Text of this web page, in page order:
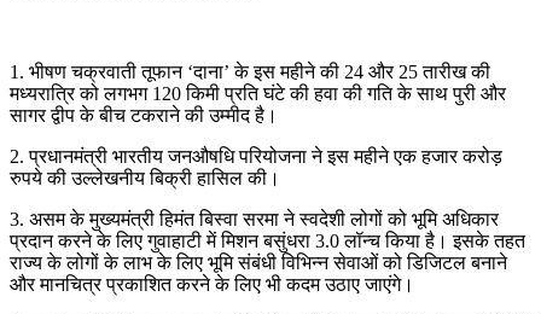
1. भीषण चक्रवाती तूफान ‘दाना’ के इस महीने की 24 और 25 तारीख की
मध्यरात्रि को लगभग 120 किमी प्रति घंटे की हवा की गति के साथ पुरी और
सागर द्वीप के बीच टकराने की उम्मीद है।
2. प्रधानमंत्री भारतीय जनऔषधि परियोजना ने इस महीने एक हजार करोड़
रुपये की उल्लेखनीय बिक्री हासिल की।
3. असम के मुख्यमंत्री हिमंत बिस्वा सरमा ने स्वदेशी लोगों को भूमि अधिकार
प्रदान करने के लिए गुवाहाटी में मिशन बसुंधरा 3.0 लॉन्च किया है। इसके तहत
राज्य के लोगों के लाभ के लिए भूमि संबंधी विभिन्न सेवाओं को डिजिटल बनाने
और मानचित्र प्रकाशित करने के लिए भी कदम उठाए जाएंगे।